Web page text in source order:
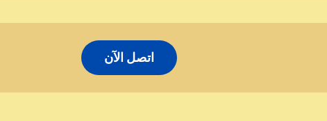
اتصل الآن